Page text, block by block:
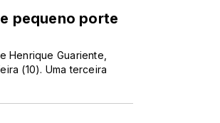
pequeno porte
Henrique Guariente,
(10). Uma terceira